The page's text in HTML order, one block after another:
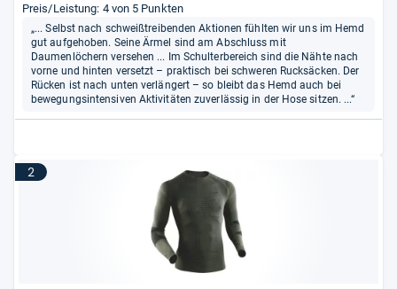
Preis/Leistung: 4 von 5 Punkten
„... Selbst nach schweißtreibenden Aktionen fühlten wir uns im Hemd
gut aufgehoben. Seine Ärmel sind am Abschluss mit
Daumenlöchern versehen ... Im Schulterbereich sind die Nähte nach
vorne und hinten versetzt – praktisch bei schweren Rucksäcken. Der
Rücken ist nach unten verlängert – so bleibt das Hemd auch bei
bewegungsintensiven Aktivitäten zuverlässig in der Hose sitzen. ...“
2